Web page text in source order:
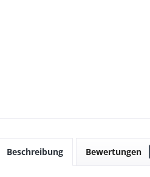
Beschreibung Bewertungen